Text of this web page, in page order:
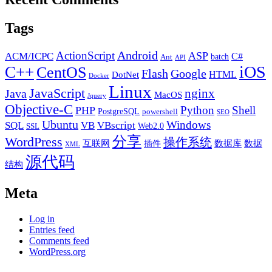
Tags
ACM/ICPC ActionScript Android Ant API ASP batch C#
C++ CentOS Docker DotNet Flash Google HTML iOS
Java JavaScript Jquery Linux MacOS nginx
Objective-C PHP PostgreSQL powershell Python SEO Shell
SQL SSL Ubuntu VB VBscript Web2.0 Windows
WordPress XML 互联网 分享 插件 操作系统 数据库 数据
结构 源代码
Meta
Log in
Entries feed
Comments feed
WordPress.org